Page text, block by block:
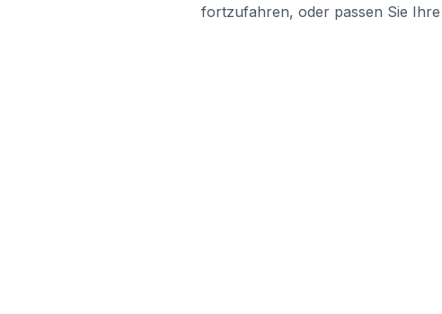
fortzufahren, oder passen Sie